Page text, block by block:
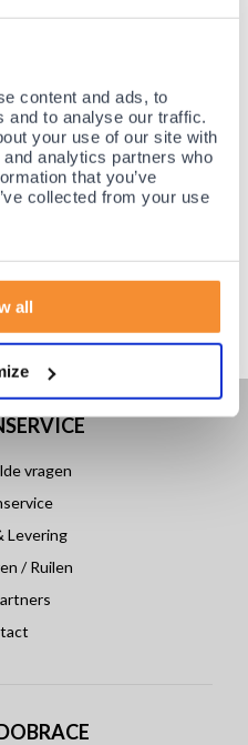
content and ads, to
and to analyse our traffic.
your use of our site with
analytics partners who
that you’ve
collected from your use
all
vragen
Levering
/ Ruilen